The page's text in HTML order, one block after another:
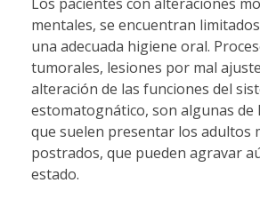
mentales, se encuentran
una adecuada higiene oral.
tumorales, lesiones por mal
alteración de las funciones del
estomatognático, son algunas de
que suelen presentar los adultos
postrados, que pueden agravar
estado.